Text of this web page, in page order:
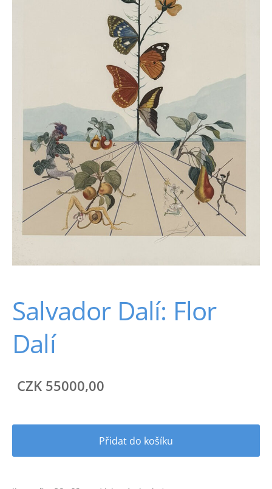
Salvador Dalí: Flor
Dalí
CZK 55000,00
Přidat do košíku